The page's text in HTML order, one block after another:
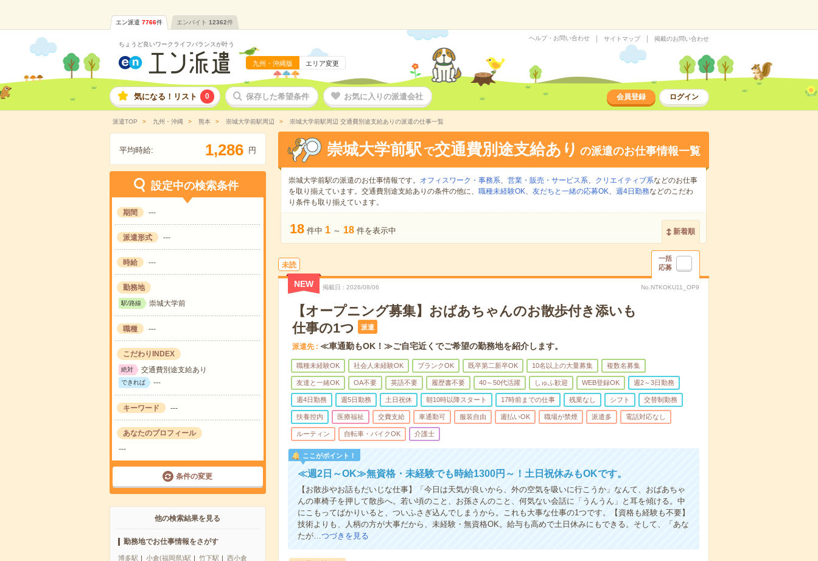
エン派遣 7766件 エンバイト 12362件
ちょうど良いワークライフバランスが叶う
九州・沖縄版 エリア変更
ヘルプ・お問い合わせ サイトマップ 掲載のお問い合わせ
気になる！リスト 0 保存した希望条件 お気に入りの派遣会社 会員登録 ログイン
派遣TOP 九州・沖縄 熊本 崇城大学前駅周辺 崇城大学前駅周辺 交通費別途支給ありの派遣の仕事一覧
平均時給: 1,286 円
設定中の検索条件
期間 ---
派遣形式 ---
時給 ---
勤務地
駅/路線 崇城大学前
職種 ---
こだわりINDEX
絶対 交通費別途支給あり
できれば ---
キーワード ---
あなたのプロフィール
---
条件の変更
他の検索結果を見る
勤務地でお仕事情報をさがす
博多駅 小倉(福岡県)駅 竹下駅
西小倉
崇城大学前駅 で交通費別途支給あり の派遣のお仕事情報一覧
崇城大学前駅の派遣のお仕事情報です。 オフィスワーク・事務系、 営業・販売・サービス系、 クリエイティブ系などのお仕事
を取り揃えています。交通費別途支給ありの条件の他に、 職種未経験OK、 友だちと一緒の応募OK、 週4日勤務などのこだわ
り条件も取り揃えています。
18 件中 1 ～ 18 件を表示中 新着順
未読
一括
応募
NEW 掲載日 2026/08/06 No.NTKOKU11_OP9
【オープニング募集】おばあちゃんのお散歩付き添いも
仕事の1つ
派遣
派遣先 ≪車通勤もOK！≫ご自宅近くでご希望の勤務地を紹介します。
職種未経験OK 社会人未経験OK ブランクOK 既卒第二新卒OK 10名以上の大量募集 複数名募集
友達と一緒OK OA不要 英語不要 履歴書不要 40～50代活躍 しゅふ歓迎 WEB登録OK 週2～3日勤務
週4日勤務 週5日勤務 土日祝休 朝10時以降スタート 17時前までの仕事 残業なし シフト 交替制勤務
扶養控内 医療福祉 交費支給 車通勤可 服装自由 週払いOK 職場が禁煙 派遣多 電話対応なし
ルーティン 自転車・バイクOK 介護士
ここがポイント！
≪週2日～OK≫無資格・未経験でも時給1300円～！土日祝休みもOKです。
【お散歩やお話もだいじな仕事】「今日は天気が良いから、外の空気を吸いに行こうか」なんて、おばあちゃ
んの車椅子を押して散歩へ。若い頃のこと、お孫さんのこと、何気ない会話に「うんうん」と耳を傾ける。中
にこもってばかりいると、ついふさぎ込んでしまうから。これも大事な仕事の1つです。【資格も経験も不要】
技術よりも、人柄の方が大事だから、未経験・無資格OK。給与も高めで土日休みにもできる。そして、「あな
たが…つづきを見る